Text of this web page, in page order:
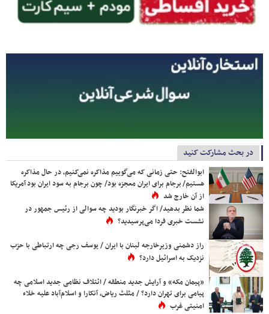
در بحث مشارکت کنید
ابوالفتح: حتی زمانی که می‌گوییم مذاکره نمی‌کنیم، در حال مذاکره
هستیم/ برجام برای ایران معجزه بود/ چون برجام به سود ایران بود آمریکا
از آن خارج شد
شما نظر بدهید/ اگر خبرنگار بودید چه سوالی از رئیس جمهور در
نشست خبری فردا می‌پرسیدید؟
راز دشمنی وزیرخارجه لبنان با ایران / یوسف رجی چه ارتباطی با حزب
نزدیک به اسرائیل دارد؟
«پیمان مکه» و آرایش جدید منطقه / ائتلاف نظامی جدید اسلامی چه
پیامی برای تهران دارد؟ / مثلث ریاض، آنکارا و اسلام‌آباد علیه خلاء
امنیتی غرب